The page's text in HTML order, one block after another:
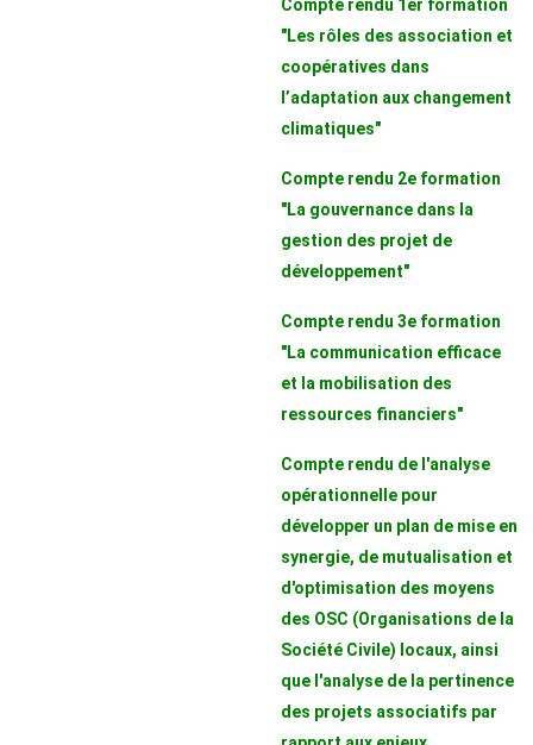
Compte rendu 1er formation
"Les rôles des association et
coopératives dans
l’adaptation aux changement
climatiques"
Compte rendu 2e formation
"La gouvernance dans la
gestion des projet de
développement"
Compte rendu 3e formation
"La communication efficace
et la mobilisation des
ressources financiers"
Compte rendu de l'analyse
opérationnelle pour
développer un plan de mise en
synergie, de mutualisation et
d'optimisation des moyens
des OSC (Organisations de la
Société Civile) locaux, ainsi
que l'analyse de la pertinence
des projets associatifs par